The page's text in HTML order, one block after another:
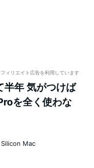
フィリエイト広告を利用しています
年 気がつけば
を全く使わな
Mac